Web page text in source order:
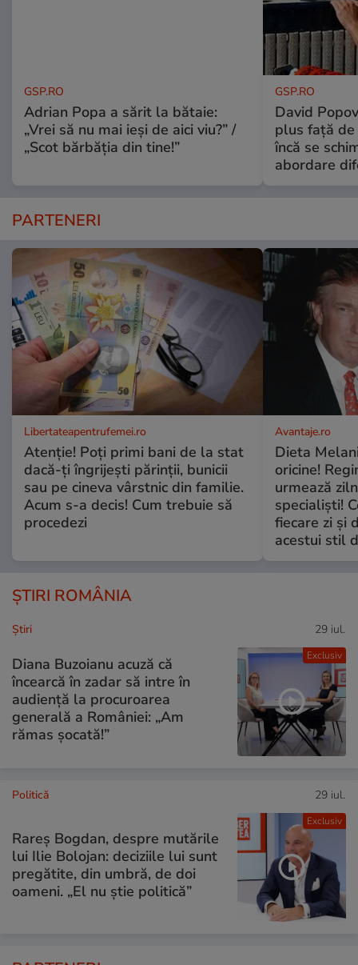
GSP.RO
Adrian Popa a sărit la bătaie:
„Vrei să nu mai ieși de aici viu?” /
„Scot bărbăția din tine!”
GSP.RO
David
plus față de
încă se
abordare
PARTENERI
Libertateapentrufemei.ro
Atenție! Poți primi bani de la stat
dacă-ți îngrijești părinții, bunicii
sau pe cineva vârstnic din familie.
Acum s-a decis! Cum trebuie să
procedezi
Avantaje.ro
Dieta
oricine!
urmează
specialiști!
fiecare zi și
acestui stil
ȘTIRI ROMÂNIA
Exclusiv
Ştiri 29 iul.
Diana Buzoianu acuză că
încearcă în zadar să intre în
audiență la procuroarea
generală a României: „Am
rămas șocată!”
Exclusiv
Politică 29 iul.
Rareș Bogdan, despre mutările
lui Ilie Bolojan: deciziile lui sunt
pregătite, din umbră, de doi
oameni. „El nu știe politică”